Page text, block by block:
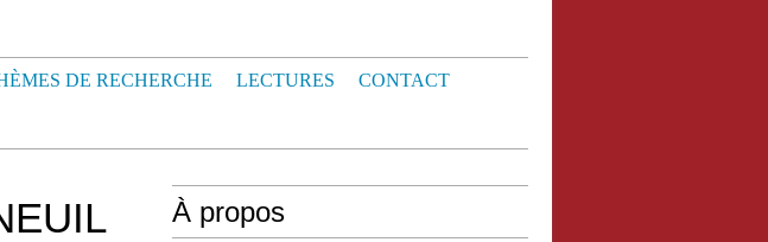
DE RECHERCHE LECTURES CONTACT
À propos